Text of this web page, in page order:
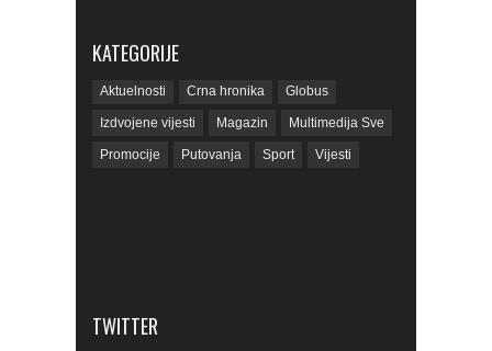
KATEGORIJE
Aktuelnosti Crna hronika Globus
Izdvojene vijesti Magazin Multimedija Sve
Promocije Putovanja Sport Vijesti
TWITTER